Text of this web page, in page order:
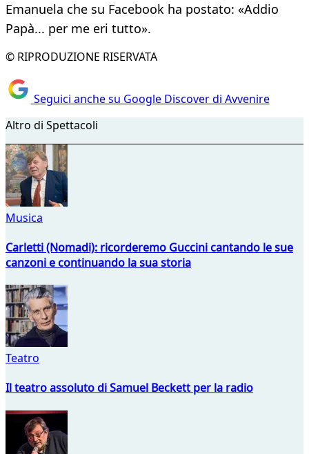
Emanuela che su Facebook ha postato: «Addio
Papà... per me eri tutto».
© RIPRODUZIONE RISERVATA
Seguici anche su Google Discover di Avvenire
Altro di Spettacoli
Musica
Carletti (Nomadi): ricorderemo Guccini cantando le sue
canzoni e continuando la sua storia
Teatro
Il teatro assoluto di Samuel Beckett per la radio